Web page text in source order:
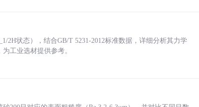
2H状态），结合GB/T 5231-2012标准数据，详细分析其力学
工业选材提供参考。